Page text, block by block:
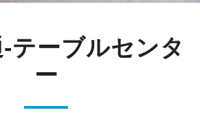
テーブルセンタ
ー